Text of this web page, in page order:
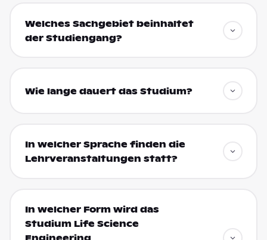
Welches Sachgebiet beinhaltet
der Studiengang?
Wie lange dauert das Studium?
In welcher Sprache finden die
Lehrveranstaltungen statt?
In welcher Form wird das
Studium Life Science